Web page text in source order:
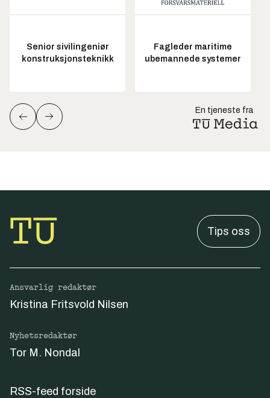
Senior sivilingeniør
konstruksjonsteknikk
Fagleder maritime
ubemannede systemer
En tjeneste fra
Tips oss
Ansvarlig redaktør
Kristina Fritsvold Nilsen
Nyhetsredaktør
Tor M. Nondal
RSS-feed forside